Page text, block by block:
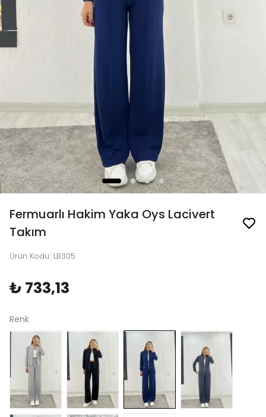
Fermuarlı Hakim Yaka Oys Lacivert
Takım
Ürün Kodu: LB305
₺ 733,13
Renk